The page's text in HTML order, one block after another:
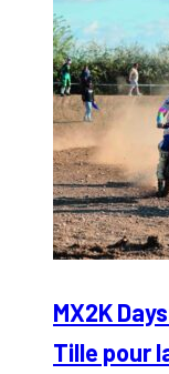
MX2K
Tille pour